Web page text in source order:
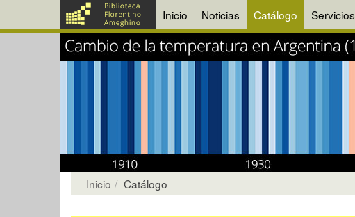
Inicio Noticias Catálogo Servicios
Inicio Catálogo